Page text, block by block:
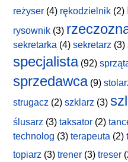
reżyser (4) rękodzielnik (2)
rysownik (3)
sekretarka (4) sekretarz (3)
specjalista(92)
sprzedawca(9)
strugacz (2) szklarz (3)
ślusarz (3) taksator (2)
technolog (3) terapeuta (2)
topiarz (3) trener (3) treser